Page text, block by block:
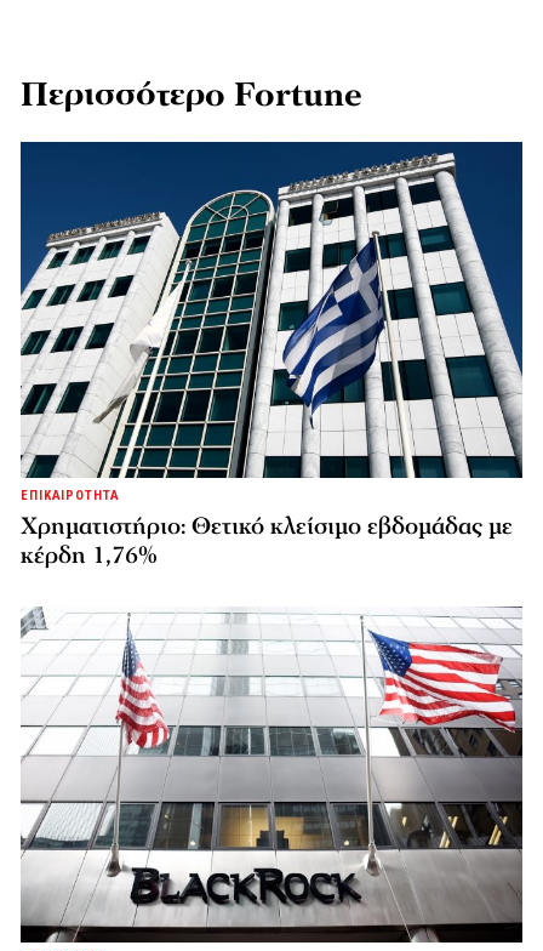
Περισσότερο Fortune
ΕΠΙΚΑΙΡΟΤΗΤΑ
Χρηματιστήριο: Θετικό κλείσιμο εβδομάδας με
κέρδη 1,76%